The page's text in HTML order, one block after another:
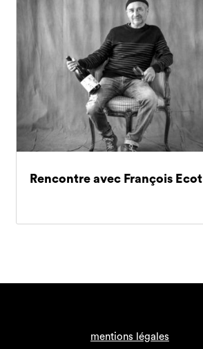
Rencontre avec François Ecot
mentions légales